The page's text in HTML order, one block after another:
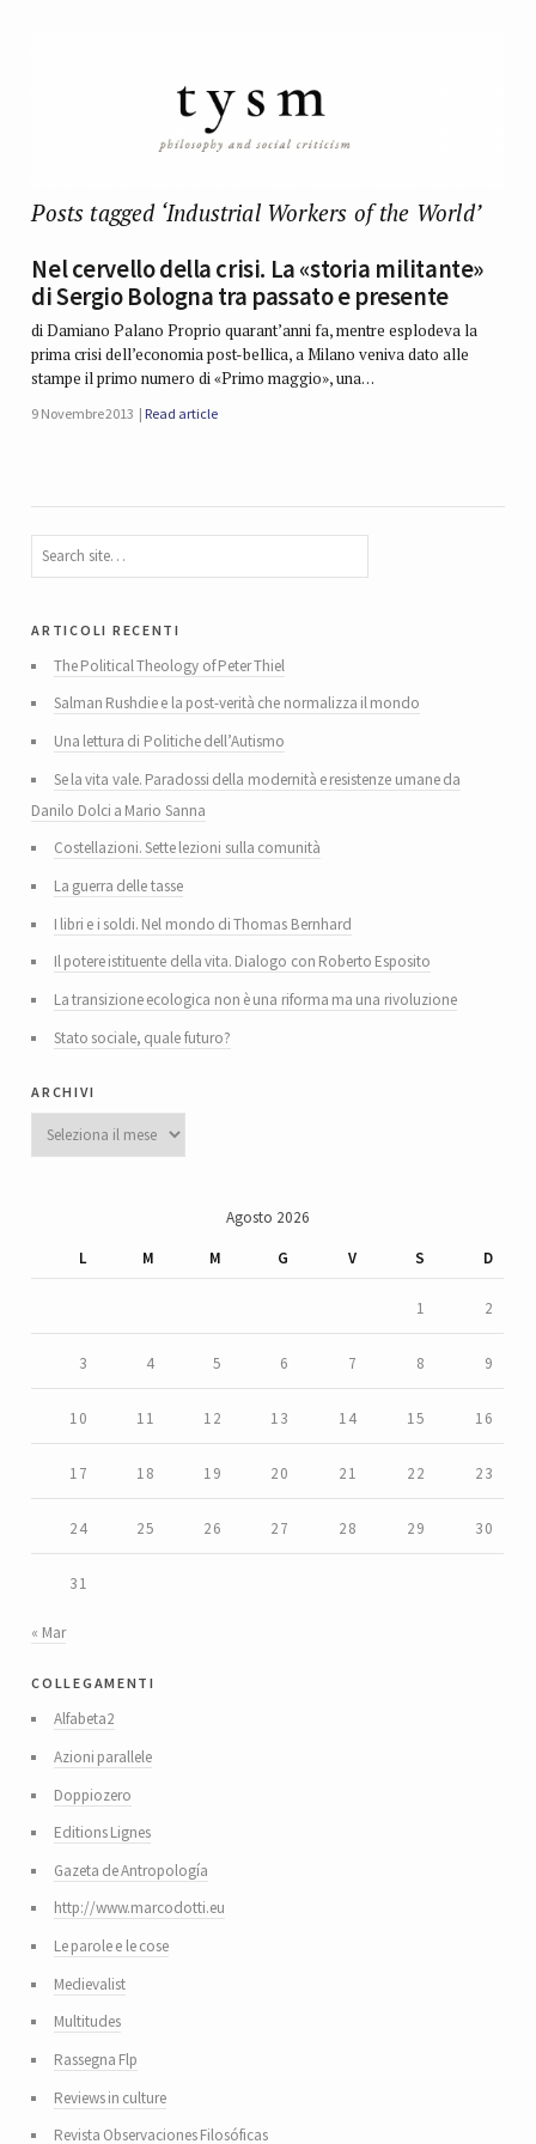
Posts tagged ‘Industrial Workers of the World’
Nel cervello della crisi. La «storia militante»
di Sergio Bologna tra passato e presente
di Damiano Palano Proprio quarant’anni fa, mentre esplodeva la
prima crisi dell’economia post-bellica, a Milano veniva dato alle
stampe il primo numero di «Primo maggio», una…
9 Novembre 2013 Read article
articoli recenti
The Political Theology of Peter Thiel
Salman Rushdie e la post-verità che normalizza il mondo
Una lettura di Politiche dell’Autismo
Se la vita vale. Paradossi della modernità e resistenze umane da
Danilo Dolci a Mario Sanna
Costellazioni. Sette lezioni sulla comunità
La guerra delle tasse
I libri e i soldi. Nel mondo di Thomas Bernhard
Il potere istituente della vita. Dialogo con Roberto Esposito
La transizione ecologica non è una riforma ma una rivoluzione
Stato sociale, quale futuro?
archivi
Archivi
Agosto 2026
L
M M G V S D
1 2
3 4 5 6 7 8 9
10 11 12 13 14 15 16
17 18 19 20 21 22 23
24 25 26 27 28 29 30
31
« Mar
collegamenti
Alfabeta2
Azioni parallele
Doppiozero
Editions Lignes
Gazeta de Antropología
http://www.marcodotti.eu
Le parole e le cose
Medievalist
Multitudes
Rassegna Flp
Reviews in culture
Revista Observaciones Filosóficas